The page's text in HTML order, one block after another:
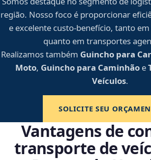
região. Nosso foco é proporcionar
e excelente custo-benefício, tanto
quanto em transportes
Realizamos também Guincho para
Moto, Guincho para Caminhãoe
Veículos.
SOLICITE SEU
Vantagens de
transporte de